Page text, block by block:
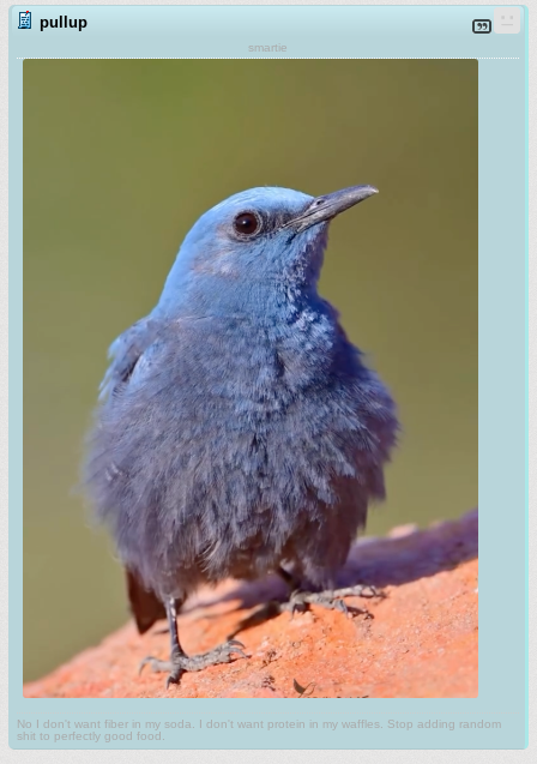
pullup
smartie
No I don't want fiber in my soda. I don't want protein in my waffles. Stop adding random
shit to perfectly good food.